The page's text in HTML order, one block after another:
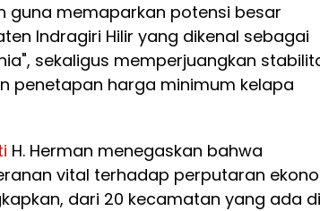
guna memaparkan potensi besar
Indragiri Hilir yang dikenal sebagai
sekaligus memperjuangkan
penetapan harga minimum kelapa
H. Herman menegaskan bahwa
vital terhadap perputaran
dari 20 kecamatan yang ada di